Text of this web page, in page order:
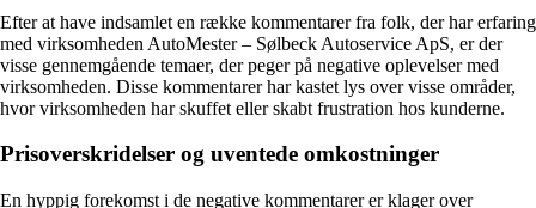
Efter at have indsamlet en række kommentarer fra folk, der har erfaring
med virksomheden AutoMester – Sølbeck Autoservice ApS, er der
visse gennemgående temaer, der peger på negative oplevelser med
virksomheden. Disse kommentarer har kastet lys over visse områder,
hvor virksomheden har skuffet eller skabt frustration hos kunderne.
Prisoverskridelser og uventede omkostninger
En hyppig forekomst i de negative kommentarer er klager over